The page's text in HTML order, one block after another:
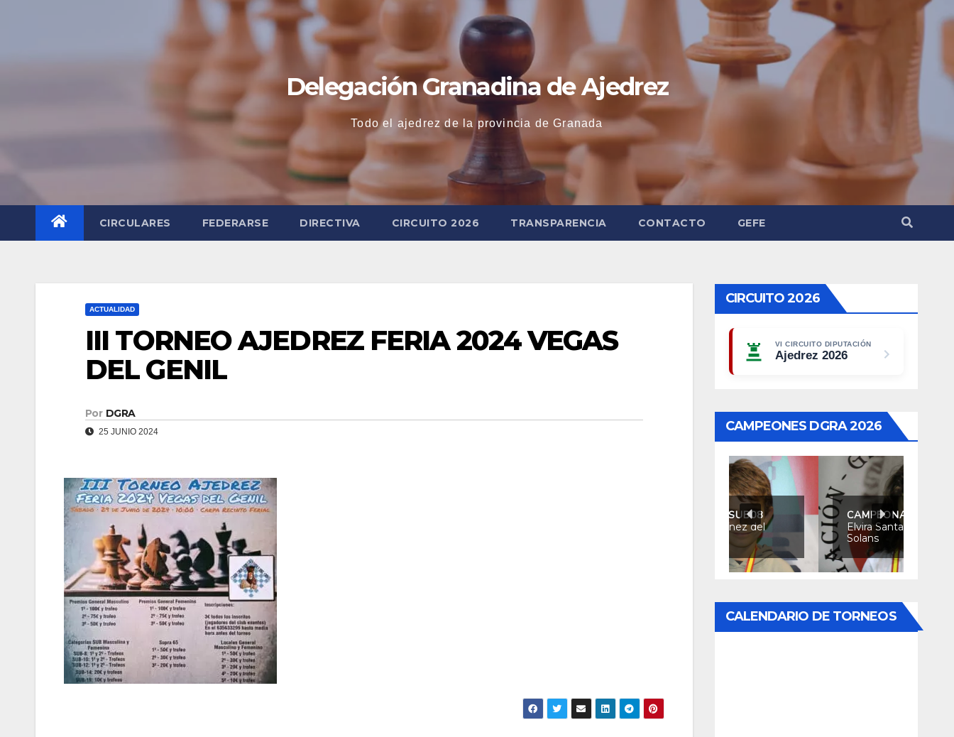
Delegación Granadina de Ajedrez
Todo el ajedrez de la provincia de Granada
CIRCULARES FEDERARSE DIRECTIVA CIRCUITO 2026 TRANSPARENCIA CONTACTO GEFE
ACTUALIDAD
III TORNEO AJEDREZ FERIA 2024 VEGAS
DEL GENIL
Por DGRA
25 JUNIO 2024
CIRCUITO 2026
VI CIRCUITO DIPUTACIÓN
Ajedrez 2026
CAMPEONES DGRA 2026
CAMPEONA SUB08
Elvira Santamaría
Solans
CALENDARIO DE TORNEOS